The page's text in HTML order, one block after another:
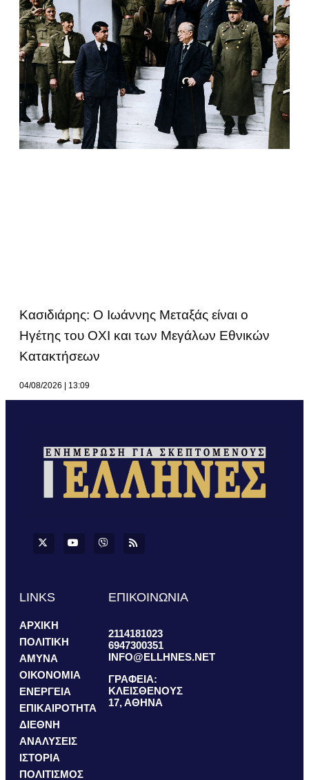
Κασιδιάρης: Ο Ιωάννης Μεταξάς είναι ο
Ηγέτης του ΟΧΙ και των Μεγάλων Εθνικών
Κατακτήσεων
04/08/2026 13:09
LINKS
ΑΡΧΙΚΗ
ΠΟΛΙΤΙΚΗ
ΑΜΥΝΑ
ΟΙΚΟΝΟΜΙΑ
ΕΝΕΡΓΕΙΑ
ΕΠΙΚΑΙΡΟΤΗΤΑ
ΔΙΕΘΝΗ
ΑΝΑΛΥΣΕΙΣ
ΙΣΤΟΡΙΑ
ΠΟΛΙΤΙΣΜΟΣ
ΕΠΙΚΟΙΝΩΝΙΑ
2114181023
6947300351
INFO@ELLHNES.NET
ΓΡΑΦΕΙΑ:
ΚΛΕΙΣΘΕΝΟΥΣ
17, ΑΘΗΝΑ